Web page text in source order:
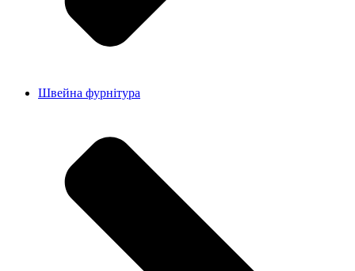
Швейна фурнітура